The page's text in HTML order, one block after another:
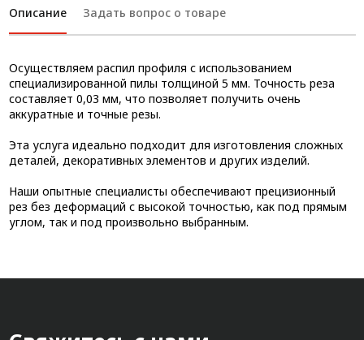
Описание Задать вопрос о товаре
Осуществляем распил профиля с использованием
специализированной пилы толщиной 5 мм. Точность реза
составляет 0,03 мм, что позволяет получить очень
аккуратные и точные резы.
Эта услуга идеально подходит для изготовления сложных
деталей, декоративных элементов и других изделий.
Наши опытные специалисты обеспечивают прецизионный
рез без деформаций с высокой точностью, как под прямым
углом, так и под произвольно выбранным.